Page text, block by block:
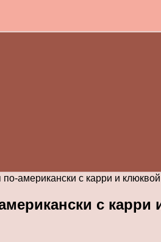
американски с карри и клюквой
с карри